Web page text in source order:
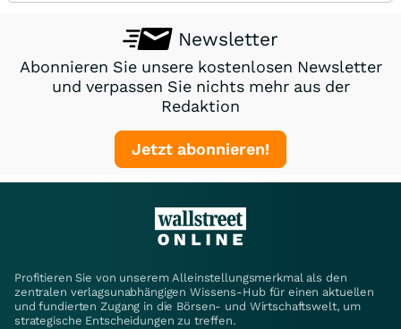
Newsletter
Abonnieren Sie unsere kostenlosen Newsletter
und verpassen Sie nichts mehr aus der
Redaktion
Jetzt abonnieren!
Profitieren Sie von unserem Alleinstellungsmerkmal als den
zentralen verlagsunabhängigen Wissens-Hub für einen aktuellen
und fundierten Zugang in die Börsen- und Wirtschaftswelt, um
strategische Entscheidungen zu treffen.